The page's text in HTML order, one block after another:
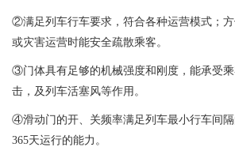
②满足列车行车要求，符合各种运营模式；
或灾害运营时能安全疏散乘客。
③门体具有足够的机械强度和刚度，能承受
击，及列车活塞风等作用。
④滑动门的开、关频率满足列车最小行车间
365天运行的能力。